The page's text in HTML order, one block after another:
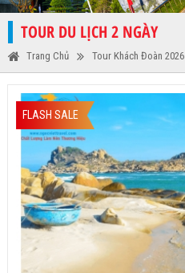
TOUR DU LỊCH 2 NGÀY
Trang Chủ Tour Khách Đoàn 2026
FLASH SALE